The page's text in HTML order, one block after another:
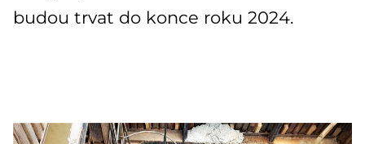
budou trvat do konce roku 2024.